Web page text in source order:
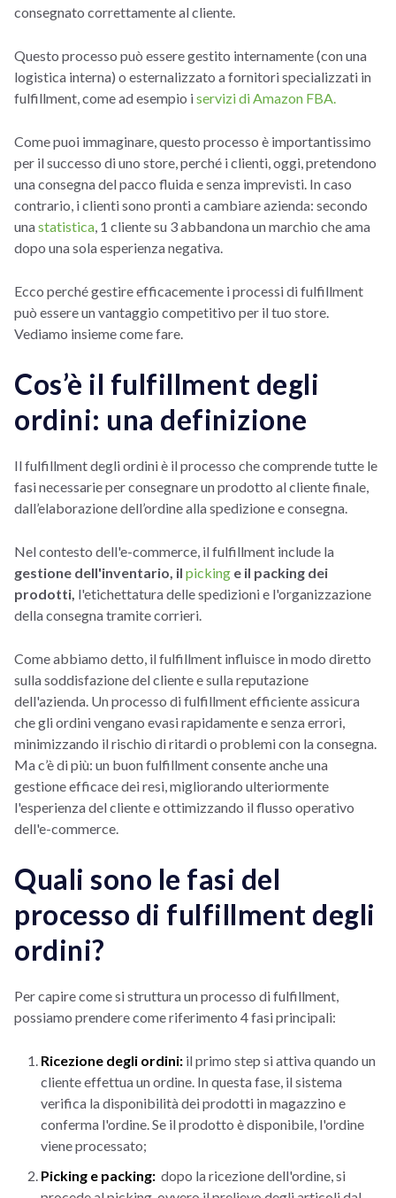
consegnato correttamente al cliente.
Questo processo può essere gestito internamente (con una
logistica interna) o esternalizzato a fornitori specializzati in
fulfillment, come ad esempio iservizi di Amazon FBA.
Come puoi immaginare, questo processo è importantissimo
per il successo di uno store, perché i clienti, oggi, pretendono
una consegna del pacco fluida e senza imprevisti. In caso
contrario, i clienti sono pronti a cambiare azienda: secondo
unastatistica , 1 cliente su 3 abbandona un marchio che ama
dopo una sola esperienza negativa.
Ecco perché gestire efficacemente i processi di fulfillment
può essere un vantaggio competitivo per il tuo store.
Vediamo insieme come fare.
Cos’è il fulfillment degli
ordini: una definizione
Il fulfillment degli ordini è il processo che comprende tutte le
fasi necessarie per consegnare un prodotto al cliente finale,
dall’elaborazione dell’ordine alla spedizione e consegna.
Nel contesto dell'e-commerce, il fulfillment include la
gestione dell'inventario, il picking e il packing dei
prodotti, l'etichettatura delle spedizioni e l'organizzazione
della consegna tramite corrieri.
Come abbiamo detto, il fulfillment influisce in modo diretto
sulla soddisfazione del cliente e sulla reputazione
dell'azienda. Un processo di fulfillment efficiente assicura
che gli ordini vengano evasi rapidamente e senza errori,
minimizzando il rischio di ritardi o problemi con la consegna.
Ma c’è di più: un buon fulfillment consente anche una
gestione efficace dei resi, migliorando ulteriormente
l'esperienza del cliente e ottimizzando il flusso operativo
dell'e-commerce.
Quali sono le fasi del
processo di fulfillment degli
ordini?
Per capire come si struttura un processo di fulfillment,
possiamo prendere come riferimento 4 fasi principali:
Ricezione degli ordini: il primo step si attiva quando un
cliente effettua un ordine. In questa fase, il sistema
verifica la disponibilità dei prodotti in magazzino e
conferma l'ordine. Se il prodotto è disponibile, l'ordine
viene processato;
Picking e packing: dopo la ricezione dell'ordine, si